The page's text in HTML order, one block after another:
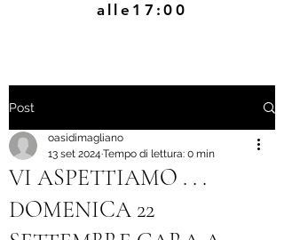
alle17:00
Post
VI ASPETTIAMO . . .
DOMENICA 22
oasidimagliano
13 set 2024 Tempo di lettura: 0 min